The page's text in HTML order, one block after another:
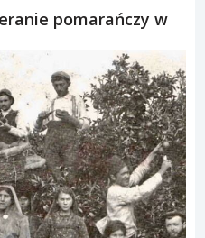
pomarańczy w